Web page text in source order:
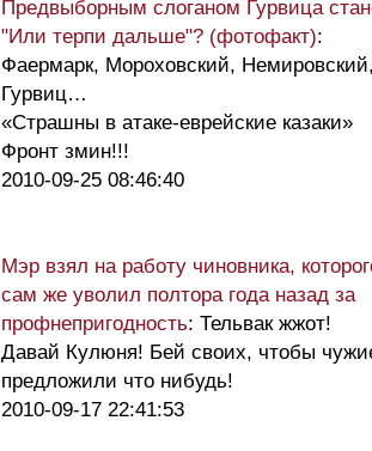
Предвыборным слоганом Гурвица
"Или терпи дальше"? (фотофакт):
Фаермарк, Мороховский,
Гурвиц…
«Страшны в атаке-еврейские казаки»
Фронт змин!!!
2010-09-25 08:46:40
Мэр взял на работу чиновника,
сам же уволил полтора года назад за
профнепригодность: Тельвак жжот!
Давай Кулюня! Бей своих, чтобы
предложили что нибудь!
2010-09-17 22:41:53